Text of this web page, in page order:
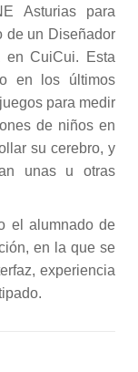
Asturias para
de un Diseñador
en CuiCui. Esta
en los últimos
para medir
de niños en
su cerebro, y
unas u otras
el alumnado de
en la que se
experiencia